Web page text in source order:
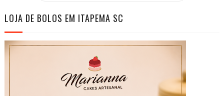
LOJA DE BOLOS EM ITAPEMA SC